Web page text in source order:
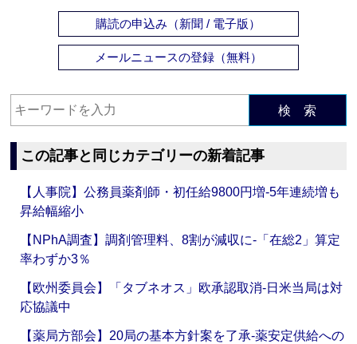
購読の申込み（新聞 / 電子版）
メールニュースの登録（無料）
検 索
この記事と同じカテゴリーの新着記事
【人事院】公務員薬剤師・初任給9800円増‐5年連続増も
昇給幅縮小
【NPhA調査】調剤管理料、8割が減収に‐「在総2」算定
率わずか3％
【欧州委員会】「タブネオス」欧承認取消‐日米当局は対
応協議中
【薬局方部会】20局の基本方針案を了承‐薬安定供給への